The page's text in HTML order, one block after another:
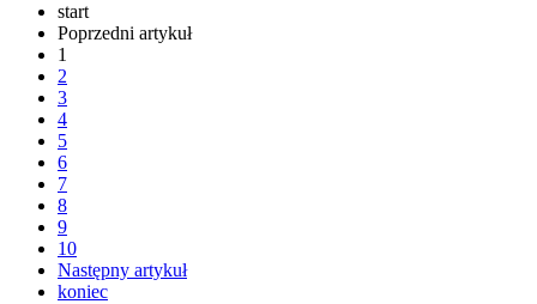
start
Poprzedni artykuł
1
2
3
4
5
6
7
8
9
10
Następny artykuł
koniec